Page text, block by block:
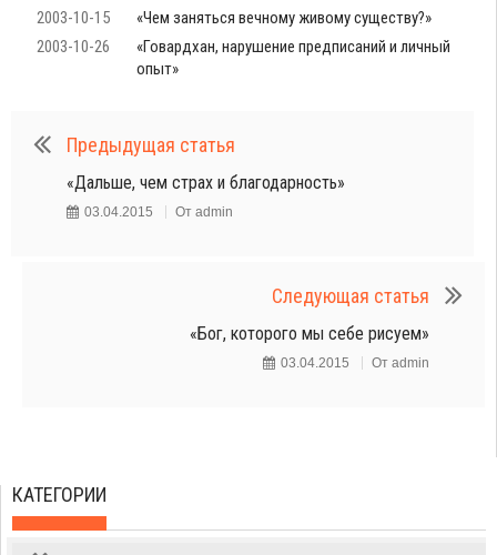
2003-10-15
«Чем заняться вечному живому существу?»
2003-10-26
«Говардхан, нарушение предписаний и личный
опыт»
Предыдущая статья
«Дальше, чем страх и благодарность»
03.04.2015 От admin
Следующая статья
«Бог, которого мы себе рисуем»
03.04.2015 От admin
КАТЕГОРИИ